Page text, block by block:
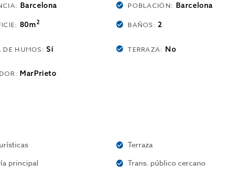
Barcelona POBLACIÓN: Barcelona
80m2 BAÑOS:2
DE HUMOS:Sí TERRAZA: No
MarPrieto
Terraza
principal Trans. público cercano